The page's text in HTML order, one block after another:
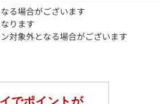
る場合がございます
ります
対象外となる場合がございます